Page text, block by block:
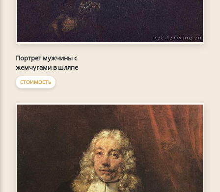
Портрет мужчины с
жемчугами в шляпе
СТОИМОСТЬ